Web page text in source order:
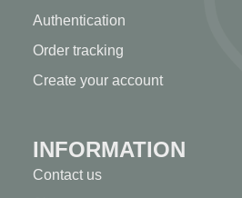
Authentication
Order tracking
Create your account
INFORMATION
Contact us